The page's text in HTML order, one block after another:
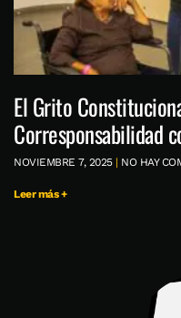
El Grito
Corresponsabilidad
NOVIEMBRE 7, 2025 NO HAY
Leer más +